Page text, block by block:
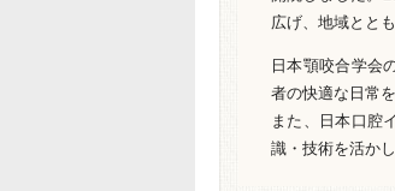
広げ、地域とと
日本顎咬合学会
者の快適な日常
また、日本口腔
識・技術を活か